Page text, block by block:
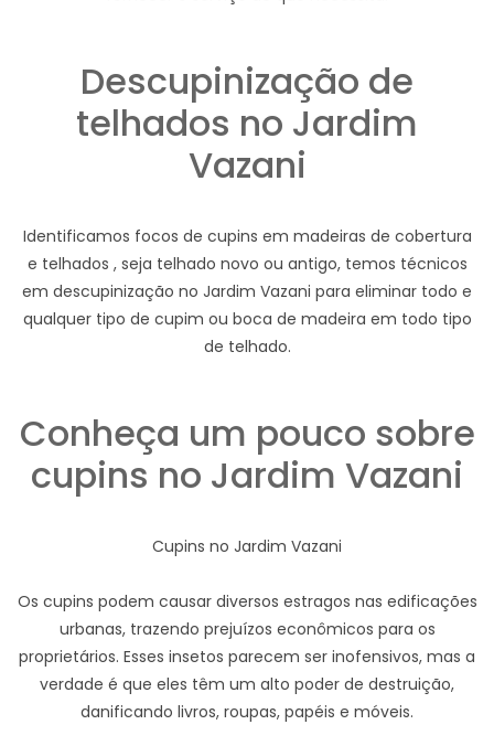
Descupinização de
telhados no Jardim
Vazani
Identificamos focos de cupins em madeiras de cobertura
e telhados , seja telhado novo ou antigo, temos técnicos
em descupinização no Jardim Vazani para eliminar todo e
qualquer tipo de cupim ou boca de madeira em todo tipo
de telhado.
Conheça um pouco sobre
cupins no Jardim Vazani
Cupins no Jardim Vazani
Os cupins podem causar diversos estragos nas edificações
urbanas, trazendo prejuízos econômicos para os
proprietários. Esses insetos parecem ser inofensivos, mas a
verdade é que eles têm um alto poder de destruição,
danificando livros, roupas, papéis e móveis.